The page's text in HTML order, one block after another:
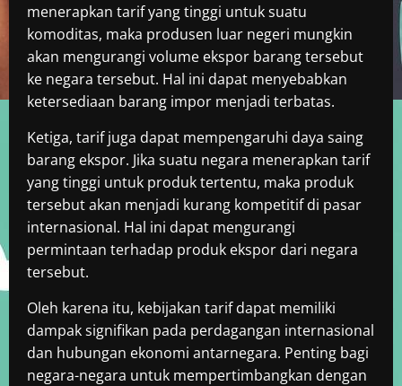
menerapkan tarif yang tinggi untuk suatu
komoditas, maka produsen luar negeri mungkin
akan mengurangi volume ekspor barang tersebut
ke negara tersebut. Hal ini dapat menyebabkan
ketersediaan barang impor menjadi terbatas.
Ketiga, tarif juga dapat mempengaruhi daya saing
barang ekspor. Jika suatu negara menerapkan tarif
yang tinggi untuk produk tertentu, maka produk
tersebut akan menjadi kurang kompetitif di pasar
internasional. Hal ini dapat mengurangi
permintaan terhadap produk ekspor dari negara
tersebut.
Oleh karena itu, kebijakan tarif dapat memiliki
dampak signifikan pada perdagangan internasional
dan hubungan ekonomi antarnegara. Penting bagi
negara-negara untuk mempertimbangkan dengan